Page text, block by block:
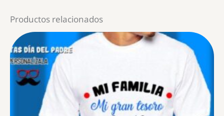
Productos relacionados